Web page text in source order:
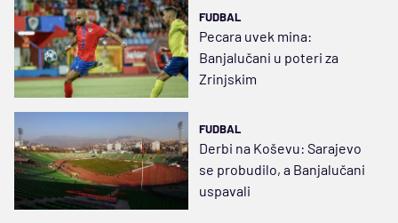
FUDBAL
Pecara uvek mina:
Banjalučani u poteri za
Zrinjskim
FUDBAL
Derbi na Koševu: Sarajevo
se probudilo, a Banjalučani
uspavali